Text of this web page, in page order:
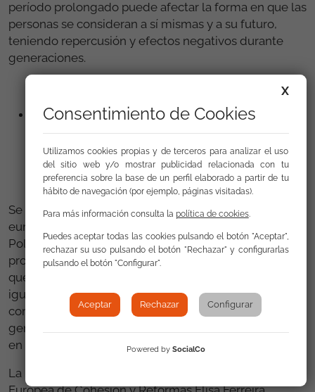
período prolongado puede afectar la forma en que las
personas se consideran a sí mismas y a su futuro,
teniendo repercusión y efectos negativos durante
generaciones.
Grupo de expertos sobre los Fondos de la Política
de Cohesión Europea, incluidos el Fondo Social
Europeo Plus (FSE+) y el Fondo Europeo de
Desarrollo Regional (FEDER) (Dirección General
de Política Regional)
Se reunió a representantes de redes y entidades
europeas vinculadas con los Fondos cubiertos por la
Política de Cohesión Europeo en el periodo de
programación 2021-2027 (incluidos el FSE+ y el FEDER,
que tan relevantes son para promover la inclusión,
igualdad y participación de la población gitana) así
como a representantes de las diferentes direcciones
generales de la Comisión Europea con competencias
en estos fondos.
La reunión contó con la participación de la Comisaria
X
Consentimiento de Cookies
Utilizamos cookies propias y de terceros para analizar el uso
del sitio web y/o mostrar publicidad relacionada con tu
preferencia sobre la base de un perfil elaborado a partir de tu
hábito de navegación (por ejemplo, páginas visitadas).
Para más información consulta la política de cookies.
Puedes aceptar todas las cookies pulsando el botón "Aceptar",
rechazar su uso pulsando el botón "Rechazar" y configurarlas
pulsando el botón "Configurar".
Aceptar Rechazar Configurar
Powered by SocialCo